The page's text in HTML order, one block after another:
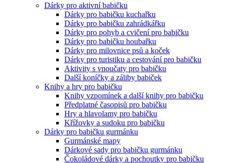
Dárky pro aktivní babičku
Dárky pro babičku kuchařku
Dárky pro babičku zahrádkářku
Dárky pro pohyb a cvičení pro babičku
Dárky pro babičku houbařku
Dárky pro milovnice psů a koček
Dárky pro turistiku a cestování pro babičku
Aktivity s vnoučaty pro babičku
Další koníčky a záliby babiček
Knihy a hry pro babičku
Knihy vzpomínek a další knihy pro babičku
Předplatné časopisů pro babičku
Hry a hlavolamy pro babičku
Křížovky a sudoku pro babičku
Dárky pro babičku gurmánku
Gurmánské mapy
Dárkové sady pro babičku gurmánku
Čokoládové dárky a pochoutky pro babičku